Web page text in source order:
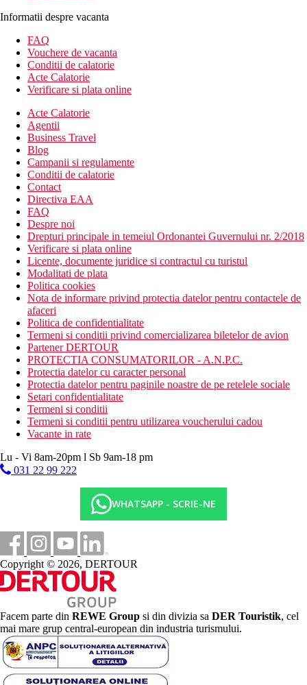
Informatii despre vacanta
FAQ
Vouchere de vacanta
Conditii de calatorie
Acte Calatorie
Verificare si plata online
Acte Calatorie
Agentii
Business Travel
Blog
Campanii si regulamente
Conditii de calatorie
Contact
Directiva EAA
FAQ
Despre noi
Drepturi principale in temeiul Ordonantei Guvernului nr. 2/2018
Verificare si plata online
Licente, documente juridice si contractul cu turistul
Modalitati de plata
Politica cookies
Nota de informare privind protectia datelor pentru contactele de
afaceri
Politica de confidentialitate
Termeni si conditii privind comercializarea biletelor de avion
Partener DERTOUR
PROTECTIA CONSUMATORILOR - A.N.P.C.
Protectia datelor cu caracter personal
Protectia datelor pentru paginile noastre de pe retelele sociale
Setari confidentialitate
Termeni si conditii
Termeni si conditii pentru utilizarea voucherului cadou
Vacante in rate
Lu - Vi 8am-20pm l Sb 9am-18 pm
031 22 99 222
WHATSAPP - SCRIE-NE
Copyright © 2026, DERTOUR
Facem parte din REWE Group si din divizia sa DER Touristik, cel
mai mare grup central-european din industria turismului.